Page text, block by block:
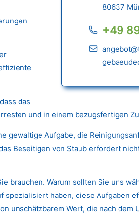
80637
+49
das
und in einem bezugsfertigen
gewaltige Aufgabe, die
Beseitigen von Staub erfordert
brauchen. Warum sollten Sie uns
haben, diese Aufgaben
unschätzbarem Wert, die nach dem